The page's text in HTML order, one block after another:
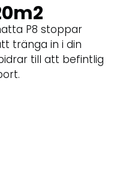
P8 stoppar
tränga in i din
till att befintlig